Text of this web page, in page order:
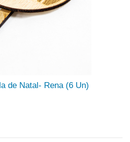
de Natal- Rena (6 Un)